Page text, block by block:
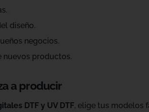
diseño.
negocios.
nuevos productos.
a producir
DTF y UV DTF, elige tus modelos